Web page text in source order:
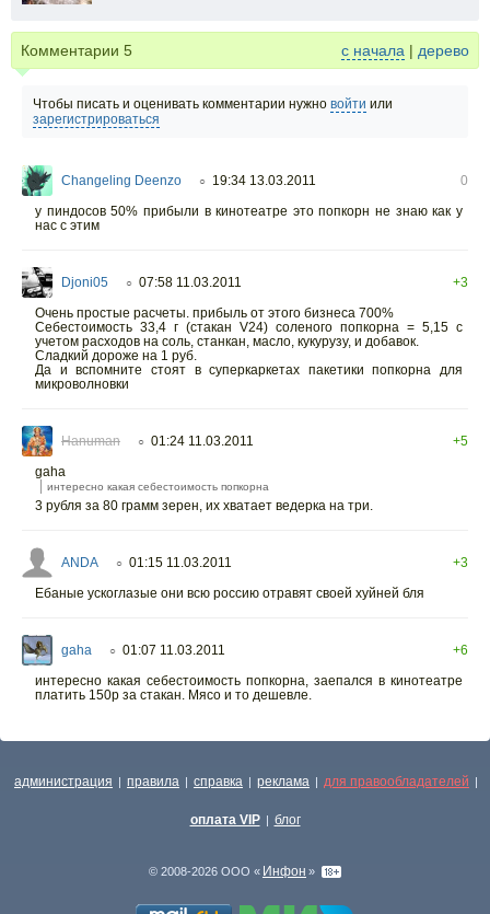
Комментарии 5 с начала | дерево
Чтобы писать и оценивать комментарии нужно войти или
зарегистрироваться
Changeling Deenzo ○ 19:34 13.03.2011
0
у пиндосов 50% прибыли в кинотеатре это попкорн не знаю как у
нас с этим
Djoni05 ○ 07:58 11.03.2011
+3
Очень простые расчеты. прибыль от этого бизнеса 700%
Себестоимость 33,4 г (стакан V24) соленого попкорна = 5,15 с
учетом расходов на соль, станкан, масло, кукурузу, и добавок.
Сладкий дороже на 1 руб.
Да и вспомните стоят в суперкаркетах пакетики попкорна для
микроволновки
Hanuman ○ 01:24 11.03.2011
+5
gaha
интересно какая себестоимость попкорна
3 рубля за 80 грамм зерен, их хватает ведерка на три.
ANDA ○ 01:15 11.03.2011
+3
Ебаные ускоглазые они всю россию отравят своей хуйней бля
gaha ○ 01:07 11.03.2011
+6
интересно какая себестоимость попкорна, заепался в кинотеатре
платить 150р за стакан. Мясо и то дешевле.
администрация | правила | справка | реклама | для правообладателей |
оплата VIP | блог
© 2008-2026 ООО « Инфон »